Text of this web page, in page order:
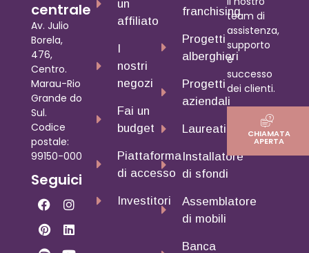
centrale
Av. Julio
Borela,
476,
Centro.
Marau-Rio
Grande do
Sul.
Codice
postale:
99150-000
Seguici
un
affiliato
I
nostri
negozi
Fai un
budget
Piattaforma
di accesso
Investitori
franchising
Progetti
alberghieri
Progetti
aziendali
Laureati
Installatore
di sfondi
Assemblatore
di mobili
Banca
team di
assistenza,
supporto
e
successo
dei clienti.
CHIAMATA
APERTA